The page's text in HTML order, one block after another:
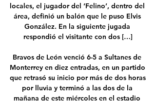
locales, el jugador del ‘Felino’, dentro del
área, definió un balón que le puso Elvis
González. En la siguiente jugada
respondió el visitante con dos […]
Bravos de León venció 6-5 a Sultanes de
Monterrey en diez entradas, en un partido
que retrasó su inicio por más de dos horas
por lluvia y terminó a las dos de la
mañana de este miércoles en el estadio